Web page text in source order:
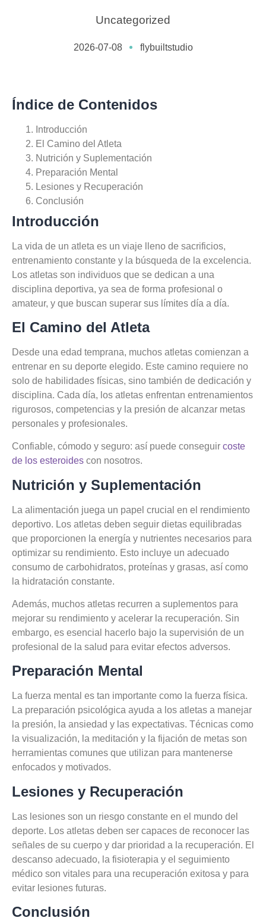
Uncategorized
2026-07-08 flybuiltstudio
Índice de Contenidos
Introducción
El Camino del Atleta
Nutrición y Suplementación
Preparación Mental
Lesiones y Recuperación
Conclusión
Introducción
La vida de un atleta es un viaje lleno de sacrificios,
entrenamiento constante y la búsqueda de la excelencia.
Los atletas son individuos que se dedican a una
disciplina deportiva, ya sea de forma profesional o
amateur, y que buscan superar sus límites día a día.
El Camino del Atleta
Desde una edad temprana, muchos atletas comienzan a
entrenar en su deporte elegido. Este camino requiere no
solo de habilidades físicas, sino también de dedicación y
disciplina. Cada día, los atletas enfrentan entrenamientos
rigurosos, competencias y la presión de alcanzar metas
personales y profesionales.
Confiable, cómodo y seguro: así puede conseguir coste
de los esteroides con nosotros.
Nutrición y Suplementación
La alimentación juega un papel crucial en el rendimiento
deportivo. Los atletas deben seguir dietas equilibradas
que proporcionen la energía y nutrientes necesarios para
optimizar su rendimiento. Esto incluye un adecuado
consumo de carbohidratos, proteínas y grasas, así como
la hidratación constante.
Además, muchos atletas recurren a suplementos para
mejorar su rendimiento y acelerar la recuperación. Sin
embargo, es esencial hacerlo bajo la supervisión de un
profesional de la salud para evitar efectos adversos.
Preparación Mental
La fuerza mental es tan importante como la fuerza física.
La preparación psicológica ayuda a los atletas a manejar
la presión, la ansiedad y las expectativas. Técnicas como
la visualización, la meditación y la fijación de metas son
herramientas comunes que utilizan para mantenerse
enfocados y motivados.
Lesiones y Recuperación
Las lesiones son un riesgo constante en el mundo del
deporte. Los atletas deben ser capaces de reconocer las
señales de su cuerpo y dar prioridad a la recuperación. El
descanso adecuado, la fisioterapia y el seguimiento
médico son vitales para una recuperación exitosa y para
evitar lesiones futuras.
Conclusión